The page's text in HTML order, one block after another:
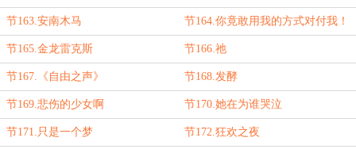
节163.安南木马 节164.你竟敢用我的方式对付我！
节165.金龙雷克斯 节166.祂
节167.《自由之声》 节168.发酵
节169.悲伤的少女啊 节170.她在为谁哭泣
节171.只是一个梦 节172.狂欢之夜